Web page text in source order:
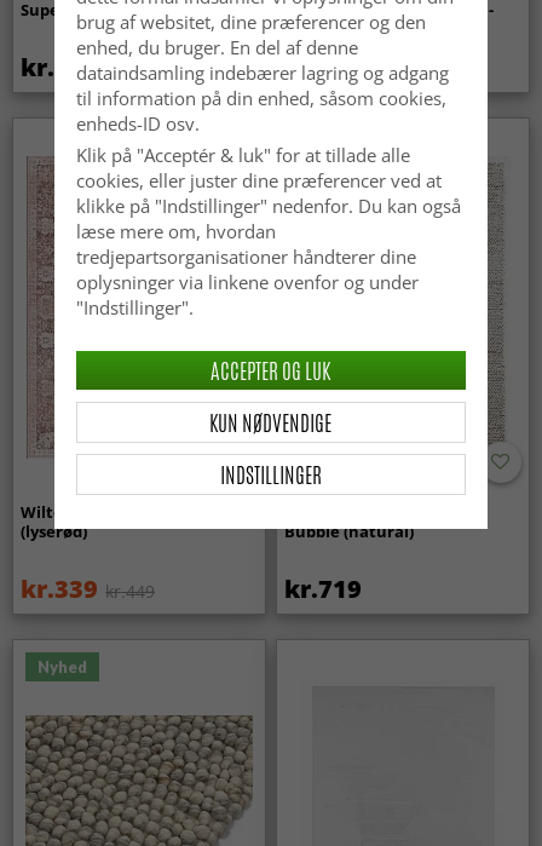
Super Soft Fur (beige)
kr.369
indendørs/udendørs brug -
Arlo (beige)
kr.449
Wilton-tæppe - Gombalia
(lyserød)
kr.339 kr.449
Bubble (natural)
kr.719
Nyhed
brug af websitet, dine præferencer og den
enhed, du bruger. En del af denne
dataindsamling indebærer lagring og adgang
til information på din enhed, såsom cookies,
enheds-ID osv.
Klik på "Acceptér & luk" for at tillade alle
cookies, eller juster dine præferencer ved at
klikke på "Indstillinger" nedenfor. Du kan også
læse mere om, hvordan
tredjepartsorganisationer håndterer dine
oplysninger via linkene ovenfor og under
"Indstillinger".
INDSTILLINGER
KUN NØDVENDIGE
ACCEPTER OG LUK